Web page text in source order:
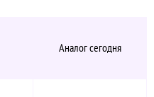
Аналог сегодня